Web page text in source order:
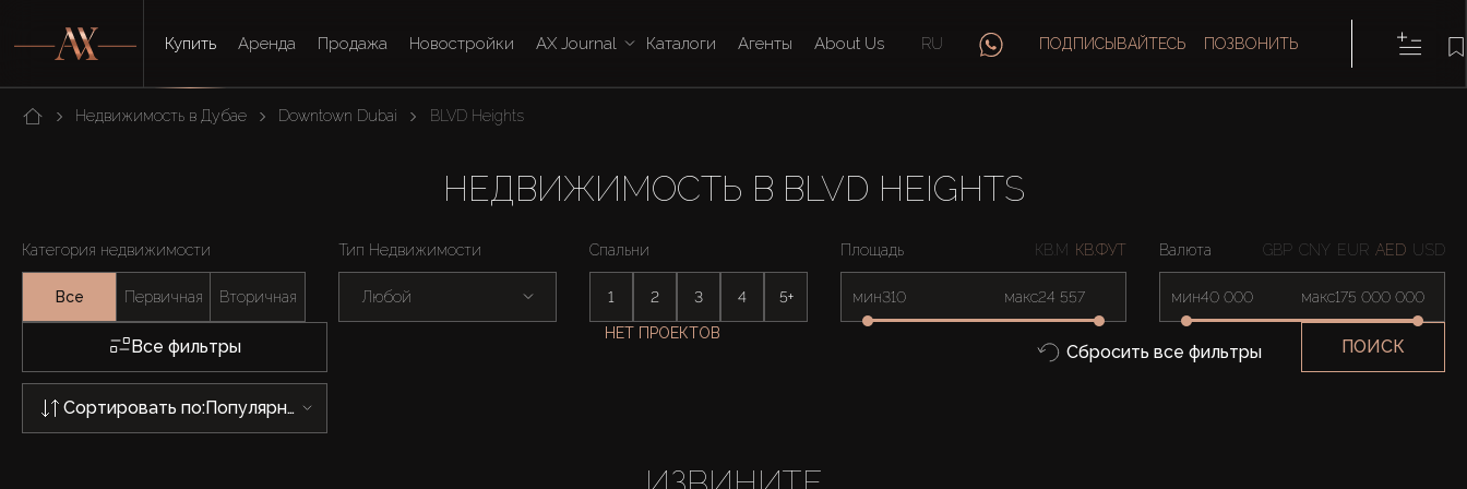
Купить Аренда Продажа Новостройки AX Journal Каталоги Агенты About Us RU ПОДПИСЫВАЙТЕСЬ ПОЗВОНИТЬ
Недвижимость в Дубае Downtown Dubai BLVD Heights
НЕДВИЖИМОСТЬ В BLVD HEIGHTS
Категория недвижимости
Все Первичная Вторичная
Тип Недвижимости
Любой
Спальни
1 2 3 4 5+
Площадь КВ.М КВ.ФУТ
мин макс
Валюта GBP CNY EUR AED USD
мин макс
Все фильтры
НЕТ ПРОЕКТОВ
Сбросить все фильтры ПОИСК
Сортировать по: Популярности